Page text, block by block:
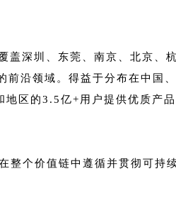
深圳、东莞、南京、北京
沿领域。得益于分布在中国
区的3.5亿+用户提供优质产品
个价值链中遵循并贯彻可持